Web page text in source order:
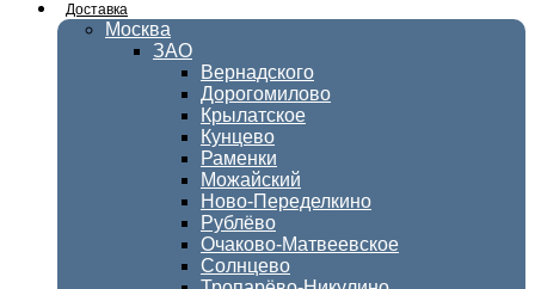
Доставка
Москва
ЗАО
Вернадского
Дорогомилово
Крылатское
Кунцево
Раменки
Можайский
Ново-Переделкино
Рублёво
Очаково-Матвеевское
Солнцево